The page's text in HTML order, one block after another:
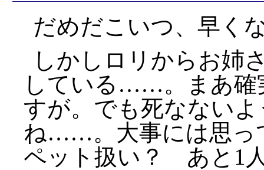
だめだこいつ、早く
しかしロリからお姉
している……。まあ確
すが。でも死なない
ね……。大事には思っ
ペット扱い？ あと1